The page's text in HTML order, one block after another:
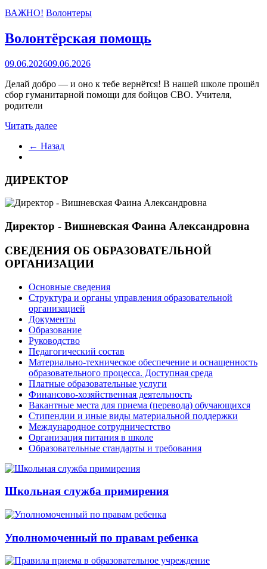
ВАЖНО! Волонтеры
Волонтёрская помощь
09.06.202609.06.2026
Делай добро — и оно к тебе вернётся! В нашей школе прошёл
сбор гуманитарной помощи для бойцов СВО. Учителя,
родители
Читать далее
← Назад
ДИРЕКТОР
Директор - Вишневская Фаина Александровна
СВЕДЕНИЯ ОБ ОБРАЗОВАТЕЛЬНОЙ
ОРГАНИЗАЦИИ
Основные сведения
Структура и органы управления образовательной
организацией
Документы
Образование
Руководство
Педагогический состав
Материально-техническое обеспечение и оснащенность
образовательного процесса. Доступная среда
Платные образовательные услуги
Финансово-хозяйственная деятельность
Вакантные места для приема (перевода) обучающихся
Стипендии и иные виды материальной поддержки
Международное сотрудничестство
Организация питания в школе
Образовательные стандарты и требования
Школьная служба примирения
Уполномоченный по правам ребенка